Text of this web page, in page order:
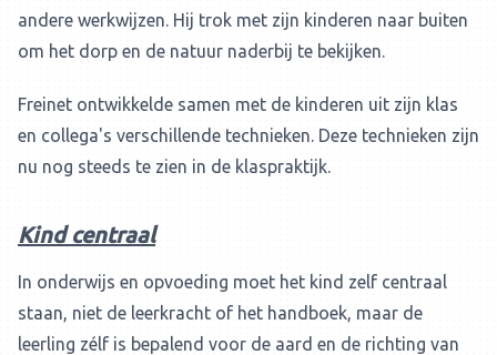
andere werkwijzen. Hij trok met zijn kinderen naar buiten
om het dorp en de natuur naderbij te bekijken.
Freinet ontwikkelde samen met de kinderen uit zijn klas
en collega's verschillende technieken. Deze technieken zijn
nu nog steeds te zien in de klaspraktijk.
Kind centraal
In onderwijs en opvoeding moet het kind zelf centraal
staan, niet de leerkracht of het handboek, maar de
leerling zélf is bepalend voor de aard en de richting van